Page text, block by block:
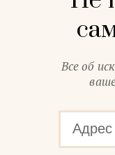
Все об